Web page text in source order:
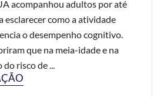
acompanhou adultos por até
esclarecer como a atividade
o desempenho cognitivo.
que na meia-idade e na
risco de ...